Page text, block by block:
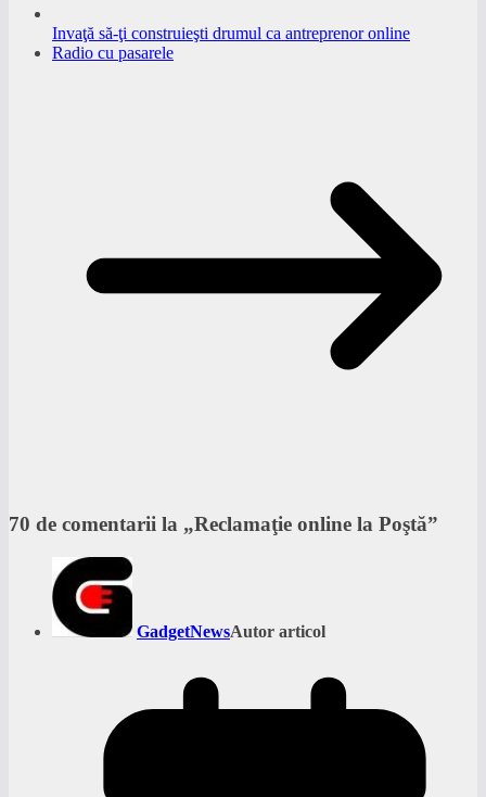
Invaţă să-ţi construieşti drumul ca antreprenor online
Radio cu pasarele
70 de comentarii la „Reclamaţie online la Poştă”
GadgetNewsAutor articol